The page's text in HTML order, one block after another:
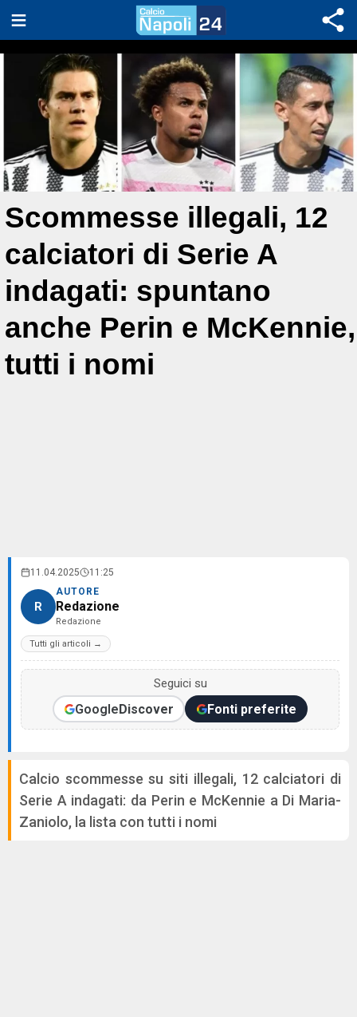
Scommesse illegali, 12
calciatori di Serie A
indagati: spuntano
anche Perin e McKennie,
tutti i nomi
11.04.2025 11:25
R
AUTORE
Redazione
Redazione
Tutti gli articoli →
Seguici su
GoogleDiscover Fonti preferite
Calcio scommesse su siti illegali, 12 calciatori di
Serie A indagati: da Perin e McKennie a Di Maria-
Zaniolo, la lista con tutti i nomi